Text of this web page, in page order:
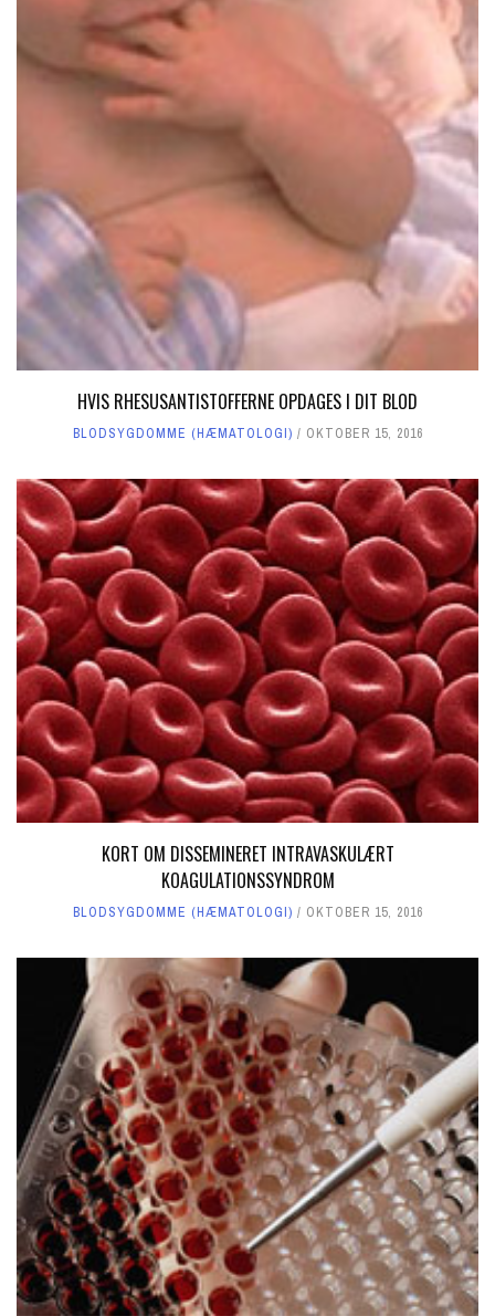
HVIS RHESUSANTISTOFFERNE OPDAGES I DIT BLOD
BLODSYGDOMME (HÆMATOLOGI) OKTOBER 15, 2016
KORT OM DISSEMINERET INTRAVASKULÆRT
KOAGULATIONSSYNDROM
BLODSYGDOMME (HÆMATOLOGI) OKTOBER 15, 2016